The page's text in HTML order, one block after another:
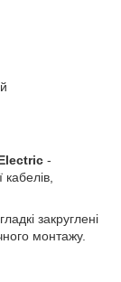
-
закруглені
монтажу.